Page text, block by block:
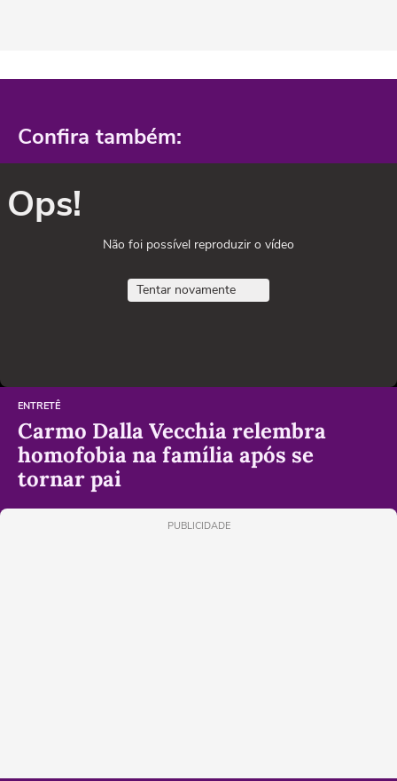
Confira também:
Ops!
Não foi possível reproduzir o vídeo
Tentar novamente
ENTRETÊ
Carmo Dalla Vecchia relembra
homofobia na família após se
tornar pai
PUBLICIDADE